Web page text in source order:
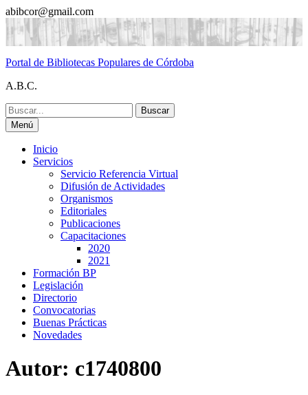
Saltar
al
contenido
abibcor@gmail.com
Portal de Bibliotecas Populares de Córdoba
A.B.C.
Buscar:
Menú
Inicio
Servicios
Servicio Referencia Virtual
Difusión de Actividades
Organismos
Editoriales
Publicaciones
Capacitaciones
2020
2021
Formación BP
Legislación
Directorio
Convocatorias
Buenas Prácticas
Novedades
Autor: c1740800